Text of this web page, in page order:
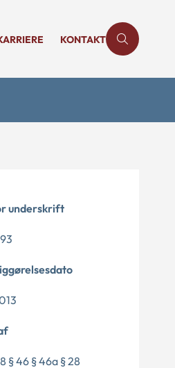
KONTAKT
underskrift
§ 46 § 46a § 28